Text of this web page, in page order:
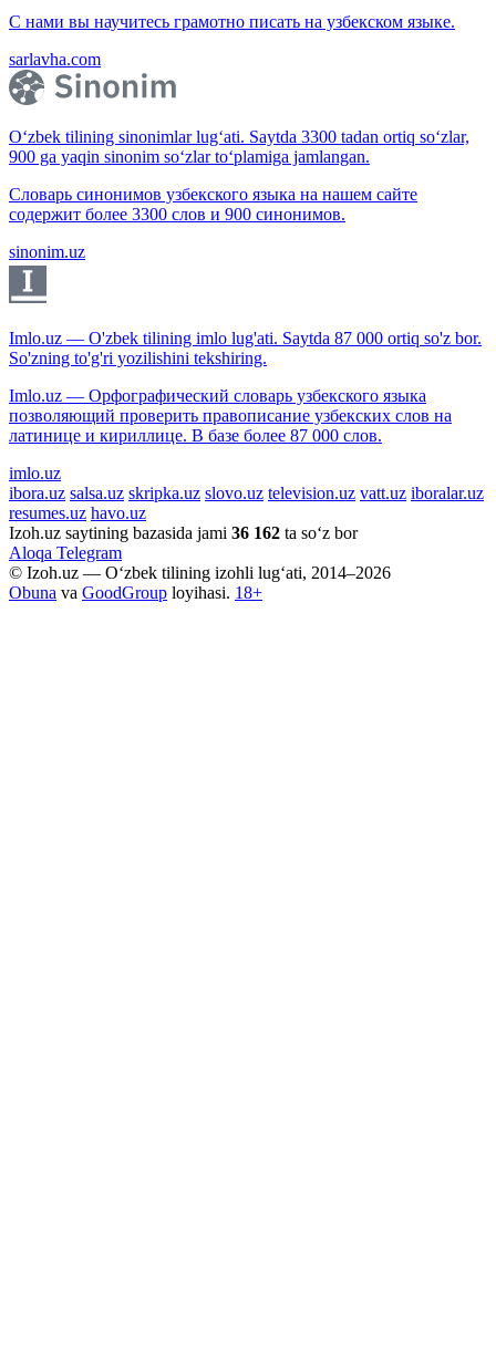
С нами вы научитесь грамотно писать на узбекском языке.
sarlavha.com
O‘zbek tilining sinonimlar lug‘ati. Saytda 3300 tadan ortiq so‘zlar,
900 ga yaqin sinonim so‘zlar to‘plamiga jamlangan.
Словарь синонимов узбекского языка на нашем сайте
содержит более 3300 слов и 900 синонимов.
sinonim.uz
Imlo.uz — O'zbek tilining imlo lug'ati. Saytda 87 000 ortiq so'z bor.
So'zning to'g'ri yozilishini tekshiring.
Imlo.uz — Орфографический словарь узбекского языка
позволяющий проверить правописание узбекских слов на
латинице и кириллице. В базе более 87 000 слов.
imlo.uz
ibora.uz salsa.uz skripka.uz slovo.uz television.uz vatt.uz iboralar.uz
resumes.uz havo.uz
Izoh.uz saytining bazasida jami 36 162 ta so‘z bor
Aloqa Telegram
© Izoh.uz — O‘zbek tilining izohli lug‘ati, 2014–2026
Obuna va GoodGroup loyihasi. 18+